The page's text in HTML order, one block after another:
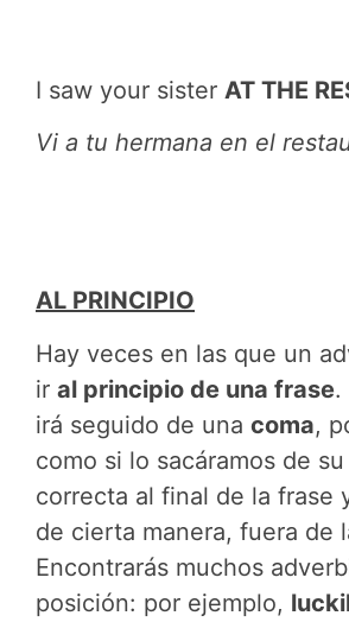
I saw your sister AT THE
Vi a tu hermana en el
AL PRINCIPIO
Hay veces en las que un
ir al principio de una frase.
irá seguido de una coma,
como si lo sacáramos de
correcta al final de la frase
de cierta manera, fuera de
Encontrarás muchos
posición: por ejemplo,